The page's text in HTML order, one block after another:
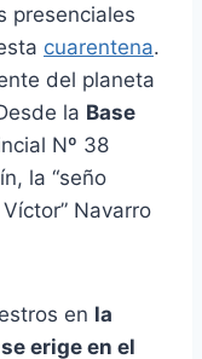
presenciales
cuarentena.
del planeta
la Base
Nº 38
la “seño
Navarro
en la
erige en el